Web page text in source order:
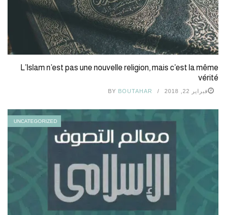
L’Islam n’est pas une nouvelle religion, mais c’est la même
vérité
فبراير 22, 2018 BY BOUTAHAR
UNCATEGORIZED